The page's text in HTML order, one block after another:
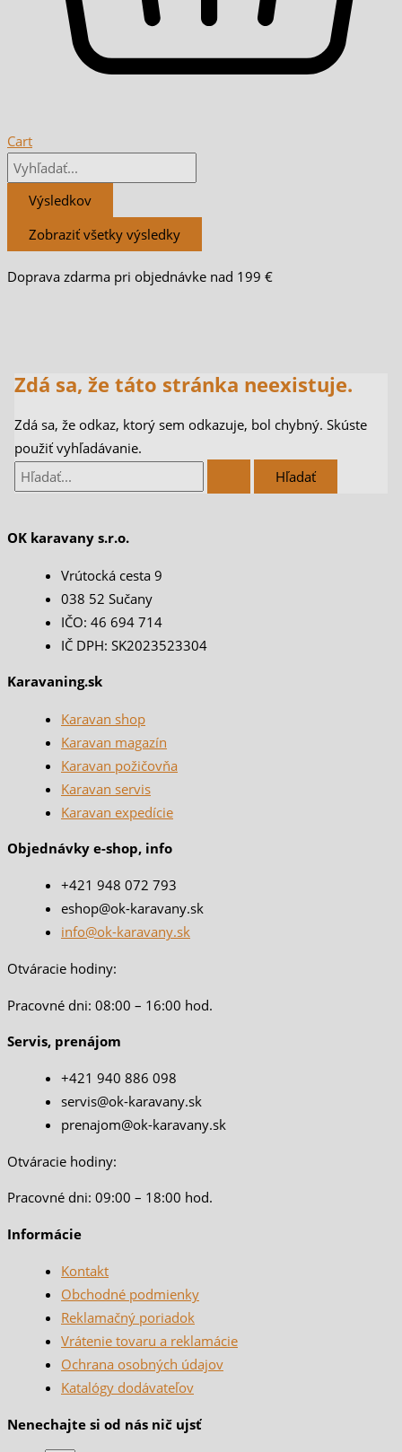
Cart
Výsledkov
Zobraziť všetky výsledky
Doprava zdarma pri objednávke nad 199 €
Zdá sa, že táto stránka neexistuje.
Zdá sa, že odkaz, ktorý sem odkazuje, bol chybný. Skúste
použiť vyhľadávanie.
OK karavany s.r.o.
Vrútocká cesta 9
038 52 Sučany
IČO: 46 694 714
IČ DPH: SK2023523304
Karavaning.sk
Karavan shop
Karavan magazín
Karavan požičovňa
Karavan servis
Karavan expedície
Objednávky e-shop, info
+421 948 072 793
eshop@ok-karavany.sk
info@ok-karavany.sk
Otváracie hodiny:
Pracovné dni: 08:00 – 16:00 hod.
Servis, prenájom
+421 940 886 098
servis@ok-karavany.sk
prenajom@ok-karavany.sk
Otváracie hodiny:
Pracovné dni: 09:00 – 18:00 hod.
Informácie
Kontakt
Obchodné podmienky
Reklamačný poriadok
Vrátenie tovaru a reklamácie
Ochrana osobných údajov
Katalógy dodávateľov
Nenechajte si od nás nič ujsť